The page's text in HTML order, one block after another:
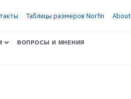
Таблицы размеров Norfin About
ВОПРОСЫ И МНЕНИЯ